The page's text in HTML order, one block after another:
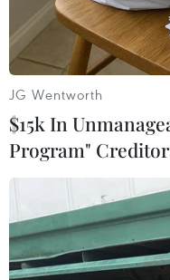
JG Wentworth
$15k In
Program"